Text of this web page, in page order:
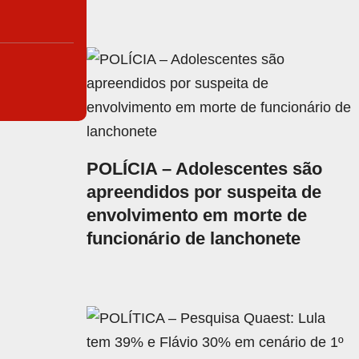
POLÍCIA – Adolescentes são
apreendidos por suspeita de
envolvimento em morte de
funcionário de lanchonete